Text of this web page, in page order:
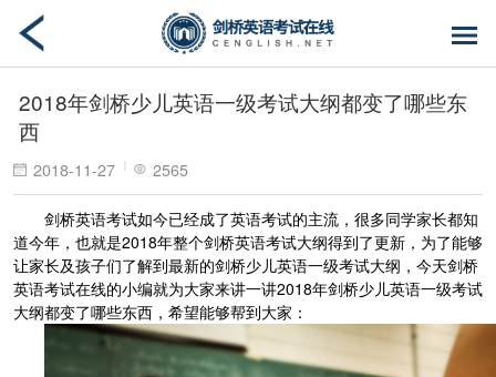
2018年剑桥少儿英语一级考试大纲都变了哪些东
西
2018-11-27 2565
剑桥英语考试如今已经成了英语考试的主流，很多同学家长都知
道今年，也就是2018年整个剑桥英语考试大纲得到了更新，为了能够
让家长及孩子们了解到最新的剑桥少儿英语一级考试大纲，今天剑桥
英语考试在线的小编就为大家来讲一讲2018年剑桥少儿英语一级考试
大纲都变了哪些东西，希望能够帮到大家：